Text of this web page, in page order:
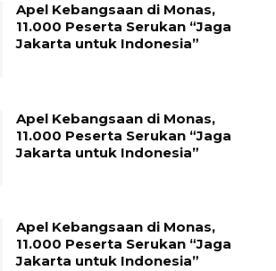
Apel Kebangsaan di Monas,
11.000 Peserta Serukan “Jaga
Jakarta untuk Indonesia”
Apel Kebangsaan di Monas,
11.000 Peserta Serukan “Jaga
Jakarta untuk Indonesia”
Apel Kebangsaan di Monas,
11.000 Peserta Serukan “Jaga
Jakarta untuk Indonesia”